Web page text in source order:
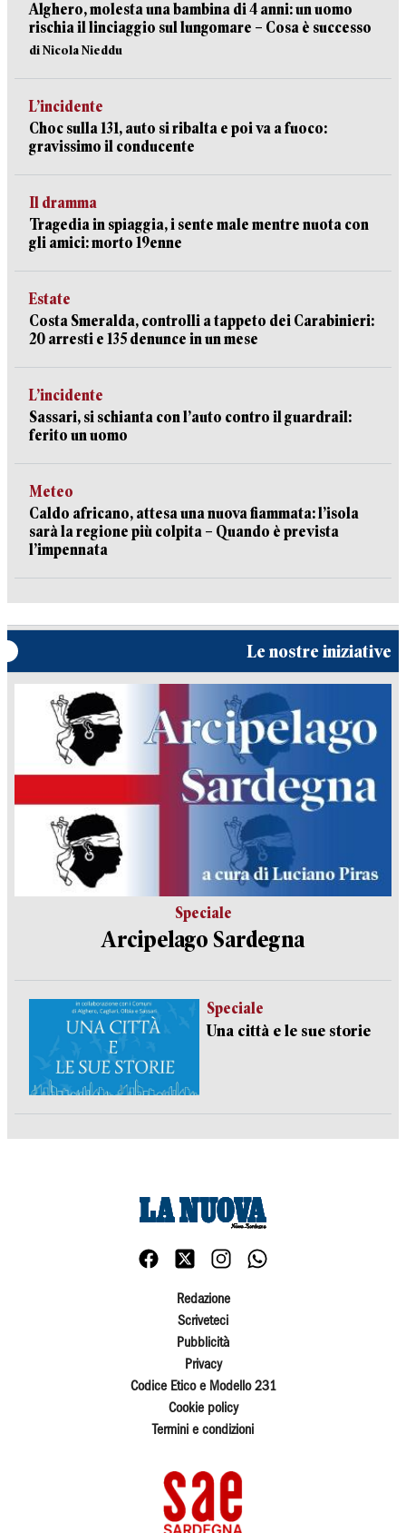
Alghero, molesta una bambina di 4 anni: un uomo
rischia il linciaggio sul lungomare – Cosa è successo
di Nicola Nieddu
L’incidente
Choc sulla 131, auto si ribalta e poi va a fuoco:
gravissimo il conducente
Il dramma
Tragedia in spiaggia, i sente male mentre nuota con
gli amici: morto 19enne
Estate
Costa Smeralda, controlli a tappeto dei Carabinieri:
20 arresti e 135 denunce in un mese
L’incidente
Sassari, si schianta con l’auto contro il guardrail:
ferito un uomo
Meteo
Caldo africano, attesa una nuova fiammata: l’isola
sarà la regione più colpita – Quando è prevista
l’impennata
Le nostre iniziative
Speciale
Arcipelago Sardegna
Speciale
Una città e le sue storie
Redazione
Scriveteci
Pubblicità
Privacy
Codice Etico e Modello 231
Cookie policy
Termini e condizioni